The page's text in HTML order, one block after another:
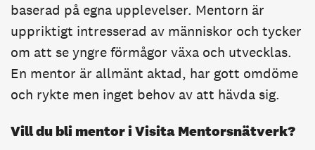
baserad på egna upplevelser. Mentorn är
uppriktigt intresserad av människor och tycker
om att se yngre förmågor växa och utvecklas.
En mentor är allmänt aktad, har gott omdöme
och rykte men inget behov av att hävda sig.
Vill du bli mentor i Visita Mentorsnätverk?